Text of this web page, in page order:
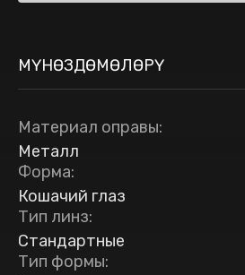
МҮНӨЗДӨМӨЛӨРҮ
Материал оправы:
Металл
Форма:
Кошачий глаз
Тип линз:
Стандартные
Тип формы: